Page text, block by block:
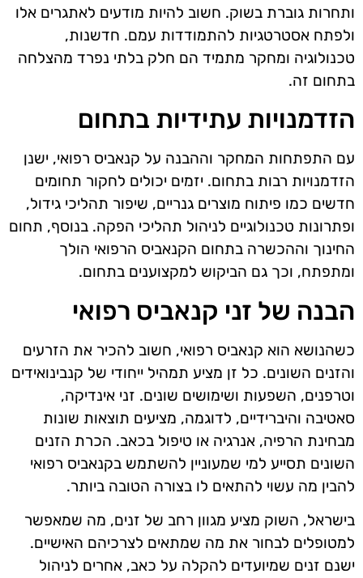
ותחרות גוברת בשוק. חשוב להיות מודעים לאתגרים אלו
ולפתח אסטרטגיות להתמודדות עמם. חדשנות,
טכנולוגיה ומחקר מתמיד הם חלק בלתי נפרד מהצלחה
בתחום זה.
הזדמנויות עתידיות בתחום
עם התפתחות המחקר וההבנה על קנאביס רפואי, ישנן
הזדמנויות רבות בתחום. יזמים יכולים לחקור תחומים
חדשים כמו פיתוח מוצרים גנריים, שיפור תהליכי גידול,
ופתרונות טכנולוגיים לניהול תהליכי הפקה. בנוסף, תחום
החינוך וההכשרה בתחום הקנאביס הרפואי הולך
ומתפתח, וכך גם הביקוש למקצוענים בתחום.
הבנה של זני קנאביס רפואי
כשהנושא הוא קנאביס רפואי, חשוב להכיר את הזרעים
והזנים השונים. כל זן מציע תמהיל ייחודי של קנבינואידים
וטרפנים, השפעות ושימושים שונים. זני אינדיקה,
סאטיבה והיברידיים, לדוגמה, מציעים תוצאות שונות
מבחינת הרפיה, אנרגיה או טיפול בכאב. הכרת הזנים
השונים תסייע למי שמעוניין להשתמש בקנאביס רפואי
להבין מה עשוי להתאים לו בצורה הטובה ביותר.
בישראל, השוק מציע מגוון רחב של זנים, מה שמאפשר
למטופלים לבחור את מה שמתאים לצרכיהם האישיים.
ישנם זנים שמיועדים להקלה על כאב, אחרים לניהול